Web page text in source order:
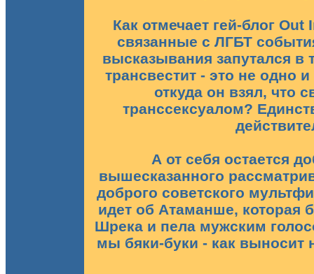
Как отмечает гей-блог
связанные с ЛГБТ
высказывания запутался в
трансвестит - это не одно
откуда он взял, что
транссексуалом?
А от себя остается
вышесказанного
доброго советского
идет об Атаманше, которая
Шрека и пела мужским
мы бяки-буки - как выносит